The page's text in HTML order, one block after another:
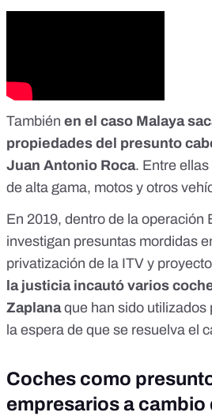
También en el caso Malaya
propiedades del presunto
Juan Antonio Roca. Entre
de alta gama, motos y otros
En 2019, dentro de la operación
investigan presuntas mordidas
privatización de la ITV y
la justicia incautó varios
Zaplanaque han sido utilizados
la espera de que se resuelva el
Coches como
empresarios a cambio